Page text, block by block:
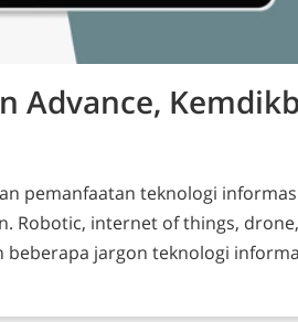
Advance,
pemanfaatan teknologi
Robotic, internet of things,
jargon teknologi
segera mungkin dengan